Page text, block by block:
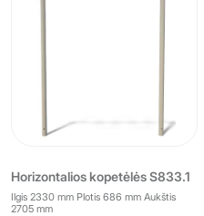
Horizontalios kopetėlės S833.1
Ilgis 2330 mm Plotis 686 mm Aukštis
2705 mm